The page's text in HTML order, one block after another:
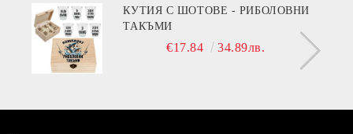
КУТИЯ С ШОТОВЕ - РИБОЛОВНИ
ТАКЪМИ
€17.84 34.89лв.